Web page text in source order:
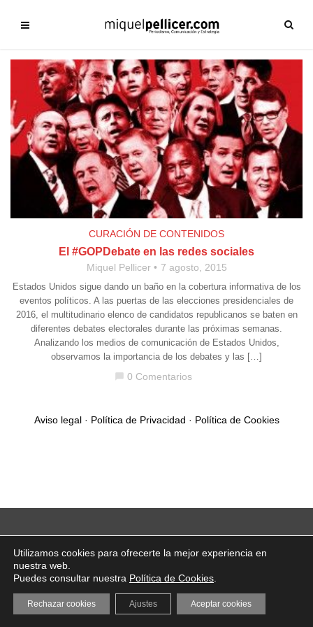
CURACIÓN DE CONTENIDOS
El #GOPDebate en las redes sociales
Miquel Pellicer 7 agosto, 2015
Estados Unidos sigue dando un baño en la cobertura informativa de los
eventos políticos. A las puertas de las elecciones presidenciales de
2016, el multitudinario elenco de candidatos republicanos se baten en
diferentes debates electorales durante las próximas semanas.
Analizando los medios de comunicación de Estados Unidos,
observamos la importancia de los debates y las […]
chat_bubble 0 Comentarios
Aviso legal· Política de Privacidad · Política de Cookies
Utilizamos cookies para ofrecerte la mejor experiencia en
nuestra web.
Puedes consultar nuestra Política de Cookies
Aceptar cookies
Rechazar cookies Ajustes